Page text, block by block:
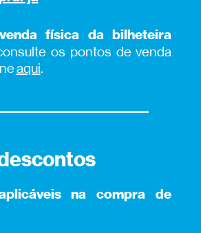
física da bilheteira
os pontos de venda
aqui.
na compra de